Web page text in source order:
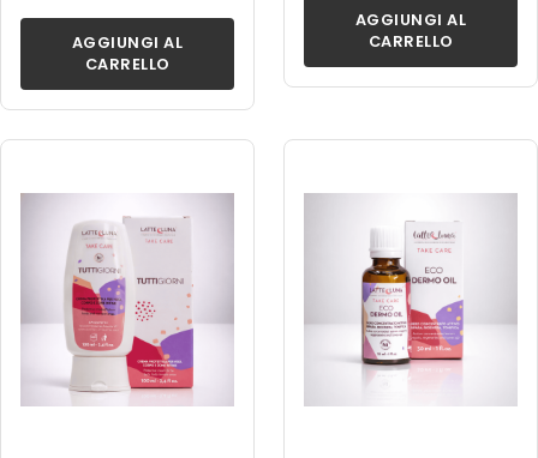
AGGIUNGI AL
CARRELLO
AGGIUNGI AL
CARRELLO